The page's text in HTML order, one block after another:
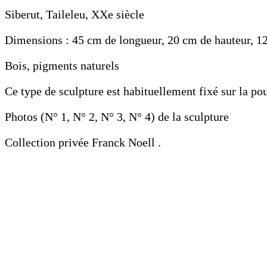
Siberut, Taileleu, XXe siècle
Dimensions : 45 cm de longueur, 20 cm de hauteur,
Bois, pigments naturels
Ce type de sculpture est habituellement fixé sur la
Photos (N° 1, N° 2, N° 3, N° 4) de la sculpture
Collection privée Franck Noell .